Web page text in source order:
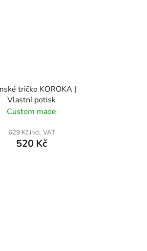
tričko KOROKA |
Vlastní potisk
Custom made
629 Kč incl. VAT
520 Kč